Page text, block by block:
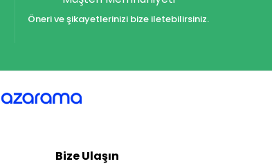
Öneri ve şikayetlerinizi bize iletebilirsiniz.
Bize Ulaşın